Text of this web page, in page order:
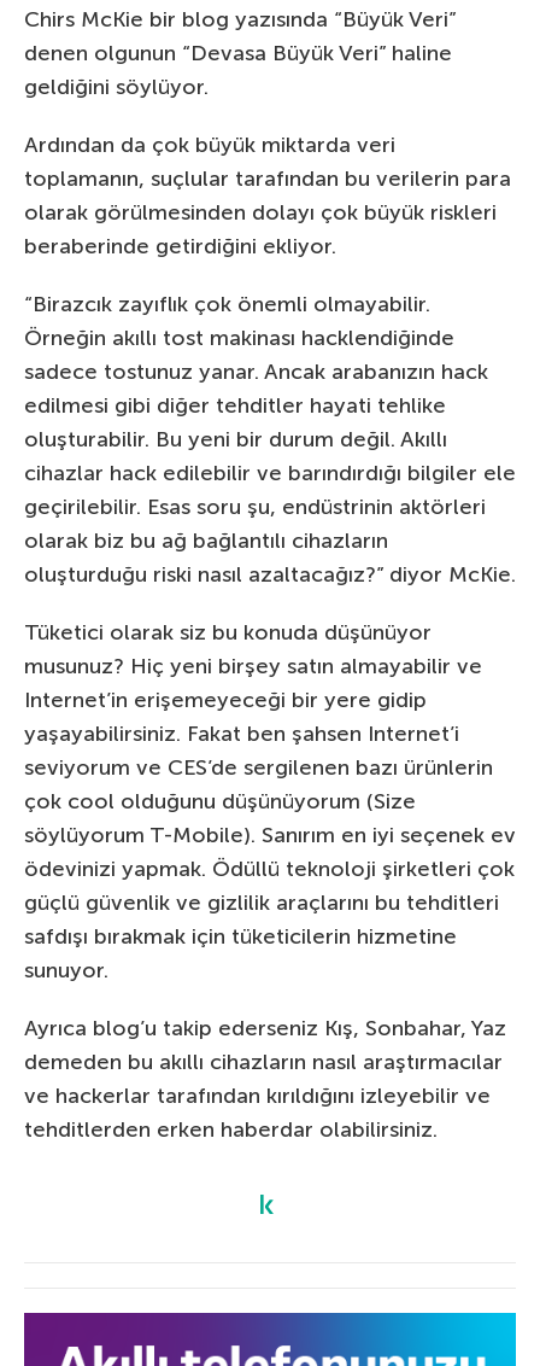
Chirs McKie bir blog yazısında “Büyük Veri”
denen olgunun “Devasa Büyük Veri” haline
geldiğini söylüyor.
Ardından da çok büyük miktarda veri
toplamanın, suçlular tarafından bu verilerin para
olarak görülmesinden dolayı çok büyük riskleri
beraberinde getirdiğini ekliyor.
“Birazcık zayıflık çok önemli olmayabilir.
Örneğin akıllı tost makinası hacklendiğinde
sadece tostunuz yanar. Ancak arabanızın hack
edilmesi gibi diğer tehditler hayati tehlike
oluşturabilir. Bu yeni bir durum değil. Akıllı
cihazlar hack edilebilir ve barındırdığı bilgiler ele
geçirilebilir. Esas soru şu, endüstrinin aktörleri
olarak biz bu ağ bağlantılı cihazların
oluşturduğu riski nasıl azaltacağız?” diyor McKie.
Tüketici olarak siz bu konuda düşünüyor
musunuz? Hiç yeni birşey satın almayabilir ve
Internet’in erişemeyeceği bir yere gidip
yaşayabilirsiniz. Fakat ben şahsen Internet’i
seviyorum ve CES’de sergilenen bazı ürünlerin
çok cool olduğunu düşünüyorum (Size
söylüyorum T-Mobile). Sanırım en iyi seçenek ev
ödevinizi yapmak. Ödüllü teknoloji şirketleri çok
güçlü güvenlik ve gizlilik araçlarını bu tehditleri
safdışı bırakmak için tüketicilerin hizmetine
sunuyor.
Ayrıca blog’u takip ederseniz Kış, Sonbahar, Yaz
demeden bu akıllı cihazların nasıl araştırmacılar
ve hackerlar tarafından kırıldığını izleyebilir ve
tehditlerden erken haberdar olabilirsiniz.